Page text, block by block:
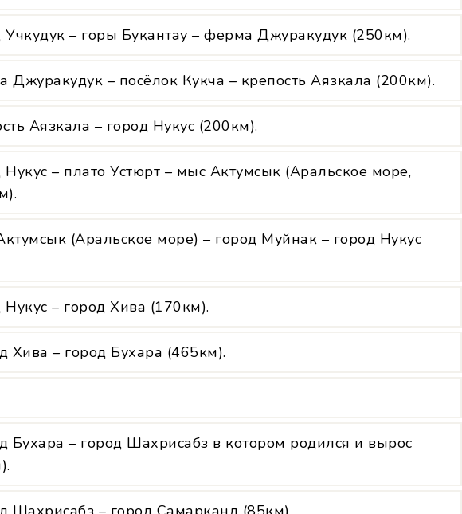
Учкудук – горы Букантау – ферма Джуракудук (250км).
Джуракудук – посёлок Кукча – крепость Аязкала (200км).
Аязкала – город Нукус (200км).
Нукус – плато Устюрт – мыс Актумсык (Аральское море,
(Аральское море) – город Муйнак – город Нукус
Нукус – город Хива (170км).
Хива – город Бухара (465км).
Бухара – город Шахрисабз в котором родился и вырос